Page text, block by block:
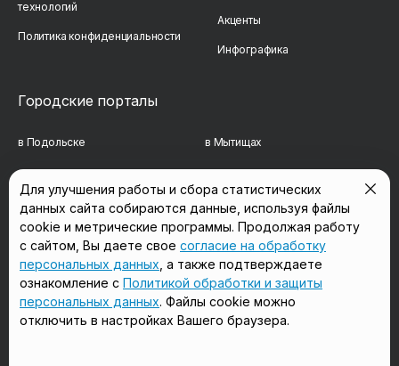
технологий
Политика конфиденциальности
Акценты
Инфографика
Городские порталы
в Подольске в Мытищах
в Сергиевом Посаде в Люберцах
в Красногорске в Королёве
в Домодедово в Щёлково
Мы в соцсетях
Для улучшения работы и сбора статистических
данных сайта собираются данные, используя файлы
cookie и метрические программы. Продолжая работу
с сайтом, Вы даете свое согласие на обработку
персональных данных , а также подтверждаете
ознакомление с Политикой обработки и защиты
персональных данных. Файлы cookie можно
отключить в настройках Вашего браузера.